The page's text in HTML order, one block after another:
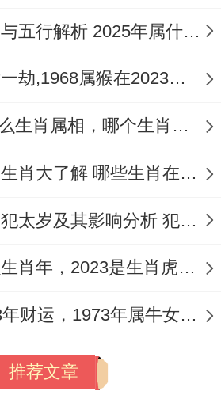
2025年属什么命与五行解析 2025年属什么生肖五行属性是什么
1968年属猴最后一劫,1968属猴在2023劫数
三头六臂打一什么生肖属相，哪个生肖三头六臂
2025年犯太岁的生肖大了解 哪些生肖在2025年犯太岁
2025年哪个生肖犯太岁及其影响分析 犯太岁的生肖及化解方法解析
2023年是属什么生肖年，2023是生肖虎年还是兔年
73年属牛女2023年财运，1973年属牛女2023年每月运势怎样
推荐文章